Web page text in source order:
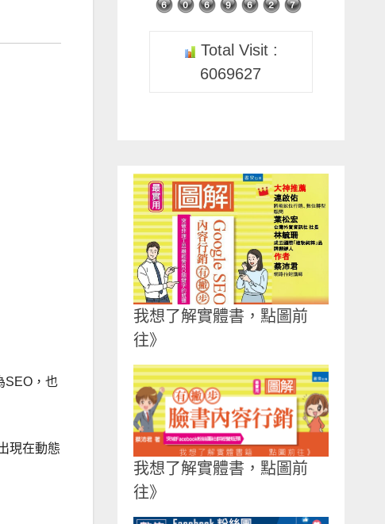
SEO，也
現在動態
Total Visit :
6069627
我想了解實體書，點圖前
往》
我想了解實體書，點圖前
往》